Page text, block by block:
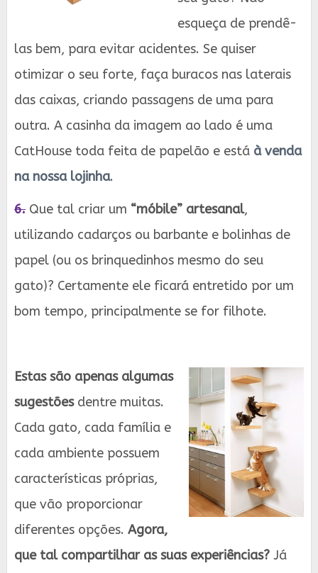
esqueça de prendê-
las bem, para evitar acidentes. Se quiser
otimizar o seu forte, faça buracos nas laterais
das caixas, criando passagens de uma para
outra. A casinha da imagem ao lado é uma
CatHouse toda feita de papelão e está à venda
na nossa lojinha.
6. Que tal criar um “móbile” artesanal,
utilizando cadarços ou barbante e bolinhas de
papel (ou os brinquedinhos mesmo do seu
gato)? Certamente ele ficará entretido por um
bom tempo, principalmente se for filhote.
Estas são apenas algumas
sugestõesdentre muitas.
Cada gato, cada família e
cada ambiente possuem
características próprias,
que vão proporcionar
diferentes opções. Agora,
que tal compartilhar as suas experiências? Já